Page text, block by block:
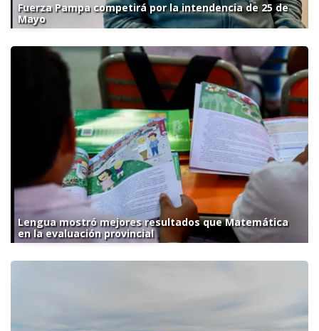
Fuerza Pampa competirá por la intendencia de 25 de
Mayo
Lengua mostró mejores resultados que Matemática
en la evaluación provincial